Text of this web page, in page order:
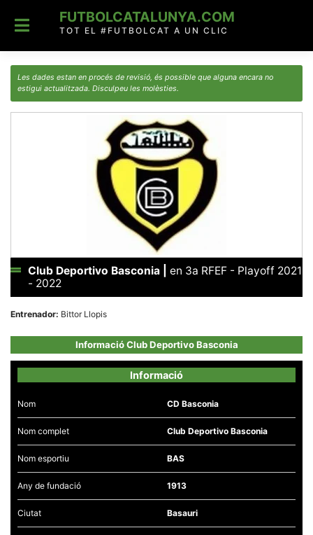
content
FUTBOLCATALUNYA.COM
TOT EL #FUTBOLCAT A UN CLIC
Les dades estan en procés de revisió, és possible que alguna encara no
estigui actualitzada. Disculpeu les molèsties.
Club Deportivo Basconia
en 3a RFEF - Playoff 2021
- 2022
Entrenador: Bittor Llopis
Informació Club Deportivo Basconia
Informació
Nom CD Basconia
Nom complet Club Deportivo Basconia
Nom esportiu BAS
Any de fundació 1913
Ciutat Basauri
Necessàries
Aquestes
cookies no
són
necessàries
per al
funcionament
web.